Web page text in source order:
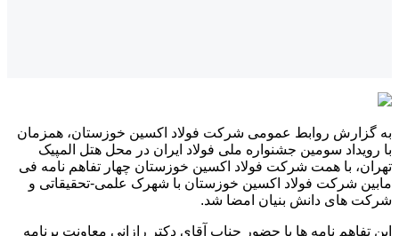
روابط عمومی شرکت فولاد اکسین خوزستان، همزمان
سومین جشنواره ملی فولاد ایران در محل هتل المپیک
با همت شرکت فولاد اکسین خوزستان چهار تفاهم نامه فی
شرکت فولاد اکسین خوزستان با شهرک علمی-تحقیقاتی و
دانش بنیان امضا شد.
نامه ها با حضور جناب آقای دکتر رازانی معاونت برنامه